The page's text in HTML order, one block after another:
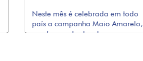
Neste mês é celebrada em todo
país a campanha Maio Amarelo,
que foi criada devido ao a ...